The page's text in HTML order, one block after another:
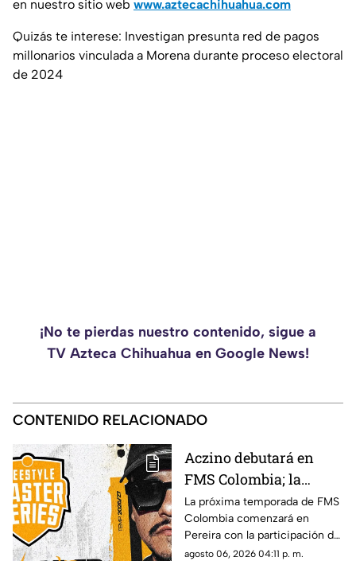
en nuestro sitio web www.aztecachihuahua.com
Quizás te interese: Investigan presunta red de pagos
millonarios vinculada a Morena durante proceso electoral
de 2024
¡No te pierdas nuestro contenido, sigue a
TV Azteca Chihuahua en Google News!
CONTENIDO RELACIONADO
Aczino debutará en
FMS Colombia; la
nueva temporada
arrancará el 23 de
agosto
La próxima temporada de FMS
Colombia comenzará en
Pereira con la participación del
mexicano Aczino y el regreso
agosto 06, 2026 04:11 p. m.